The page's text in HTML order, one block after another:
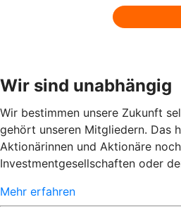
Wir sind unabhängig
Wir bestimmen unsere Zukunft
gehört unseren Mitgliedern. Das
Aktionärinnen und Aktionäre noch
Investmentgesellschaften oder
Mehr erfahren